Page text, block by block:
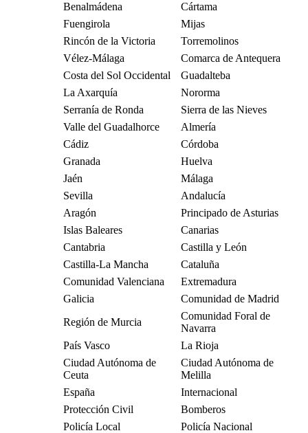
Benalmádena
Cártama
Fuengirola
Mijas
Rincón de la Victoria
Torremolinos
Vélez-Málaga
Comarca de Antequera
Costa del Sol Occidental
Guadalteba
La Axarquía
Nororma
Serranía de Ronda
Sierra de las Nieves
Valle del Guadalhorce
Almería
Cádiz
Córdoba
Granada
Huelva
Jaén
Málaga
Sevilla
Andalucía
Aragón
Principado de Asturias
Islas Baleares
Canarias
Cantabria
Castilla y León
Castilla-La Mancha
Cataluña
Comunidad Valenciana
Extremadura
Galicia
Comunidad de Madrid
Región de Murcia
Comunidad Foral de
Navarra
País Vasco
La Rioja
Ciudad Autónoma de
Ceuta
Ciudad Autónoma de
Melilla
España
Internacional
Protección Civil
Bomberos
Policía Local
Policía Nacional